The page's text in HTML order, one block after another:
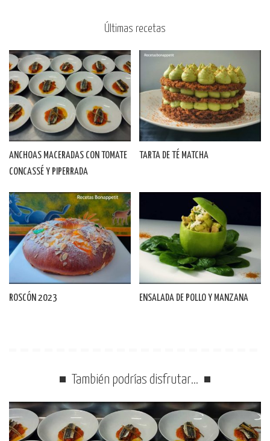
Últimas recetas
ANCHOAS MACERADAS CON TOMATE
CONCASSÉ Y PIPERRADA
TARTA DE TÉ MATCHA
ROSCÓN 2023 ENSALADA DE POLLO Y MANZANA
También podrías disfrutar…